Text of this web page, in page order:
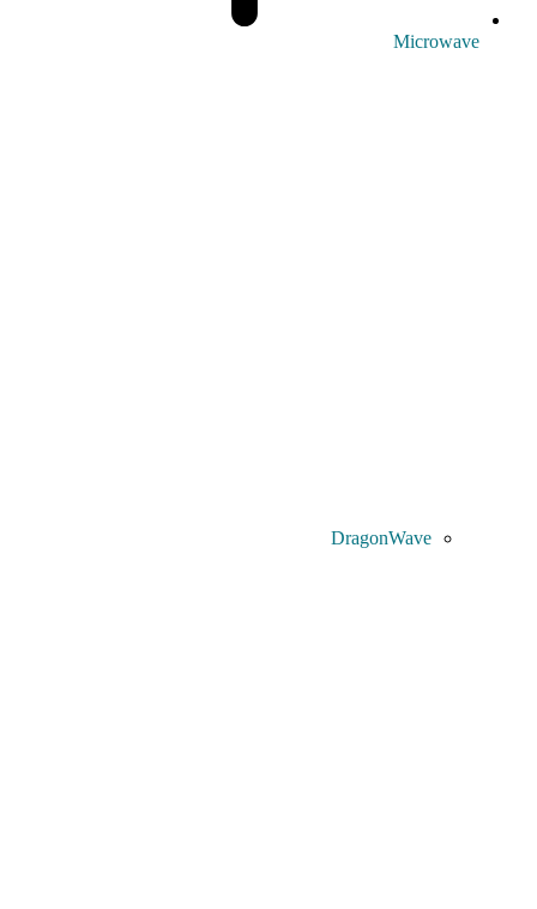
Microwave
DragonWave